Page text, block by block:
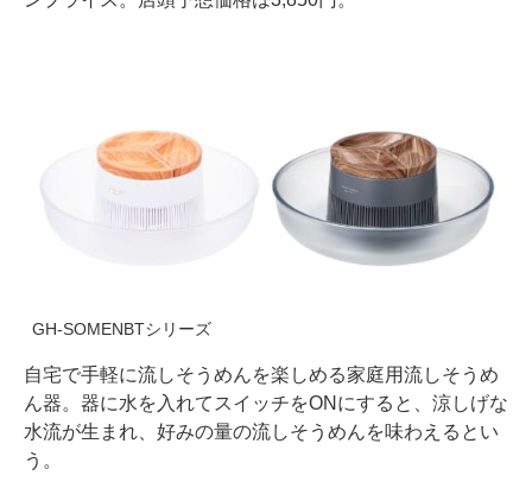
GH-SOMENBTシリーズ
自宅で手軽に流しそうめんを楽しめる家庭用流しそうめ
ん器。器に水を入れてスイッチをONにすると、涼しげな
水流が生まれ、好みの量の流しそうめんを味わえるとい
う。